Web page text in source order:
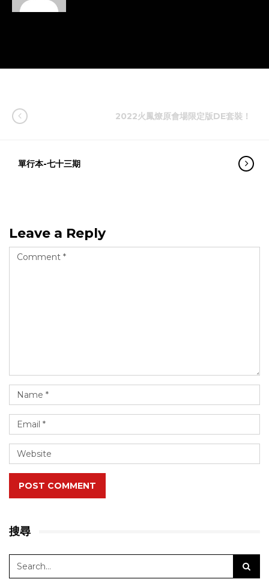
2022火鳳燎原會場限定版DE套裝！
單行本-七十三期
Leave a Reply
POST COMMENT
搜尋